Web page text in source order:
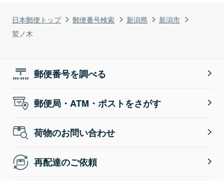
日本郵便トップ 郵便番号検索 新潟県
新潟市
鷲ノ木
郵便番号を調べる
郵便局・ATM・ポストをさがす
荷物のお問い合わせ
再配達のご依頼